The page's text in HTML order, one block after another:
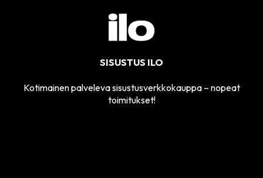
SISUSTUS ILO
Kotimainen palveleva sisustusverkkokauppa – nopeat
toimitukset!